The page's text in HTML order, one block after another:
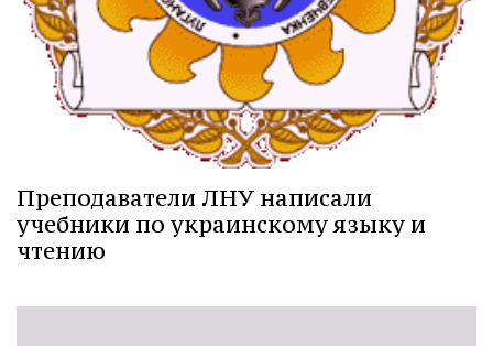
Преподаватели ЛНУ написали
учебники по украинскому языку и
чтению